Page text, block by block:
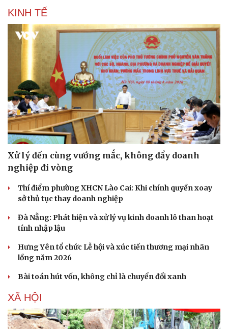
Du lịch
Tư vấn
Săn Tour
check-in
Podcast
Câu chuyện thời sự
Đọc truyện đêm khuya
Cửa sổ tình yêu
Kể chuyện cho bé
Hạt giống tâm hồn
KINH TẾ
Xử lý đến cùng vướng mắc, không đẩy doanh
nghiệp đi vòng
Thí điểm phường XHCN Lào Cai: Khi chính quyền xoay
sở thủ tục thay doanh nghiệp
Đà Nẵng: Phát hiện và xử lý vụ kinh doanh lô than hoạt
tính nhập lậu
Hưng Yên tổ chức Lễ hội và xúc tiến thương mại nhãn
lồng năm 2026
Bài toán hút vốn, không chỉ là chuyển đổi xanh
XÃ HỘI